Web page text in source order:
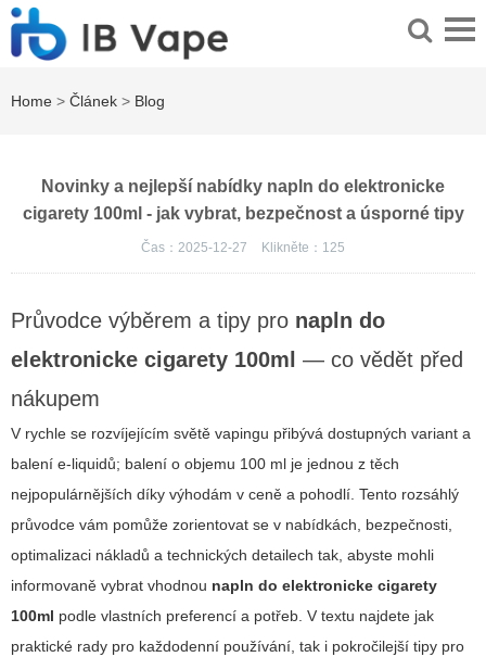
Home > Článek > Blog
Novinky a nejlepší nabídky napln do elektronicke
cigarety 100ml - jak vybrat, bezpečnost a úsporné tipy
Čas：2025-12-27 Klikněte： 125
Průvodce výběrem a tipy pro napln do
elektronicke cigarety 100ml — co vědět před
nákupem
V rychle se rozvíjejícím světě vapingu přibývá dostupných variant a
balení e-liquidů; balení o objemu 100 ml je jednou z těch
nejpopulárnějších díky výhodám v ceně a pohodlí. Tento rozsáhlý
průvodce vám pomůže zorientovat se v nabídkách, bezpečnosti,
optimalizaci nákladů a technických detailech tak, abyste mohli
informovaně vybrat vhodnou napln do elektronicke cigarety
100ml podle vlastních preferencí a potřeb. V textu najdete jak
praktické rady pro každodenní používání, tak i pokročilejší tipy pro